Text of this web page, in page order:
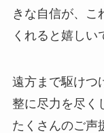
きな自信が、こ
くれると嬉しい
遠方まで駆けつ
整に尽力を尽く
たくさんのご声